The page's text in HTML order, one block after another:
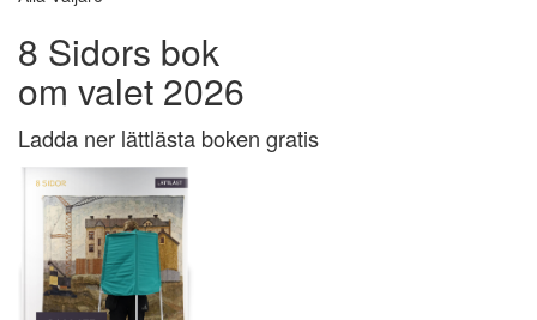
8 Sidors bok
om valet 2026
Ladda ner lättlästa boken gratis